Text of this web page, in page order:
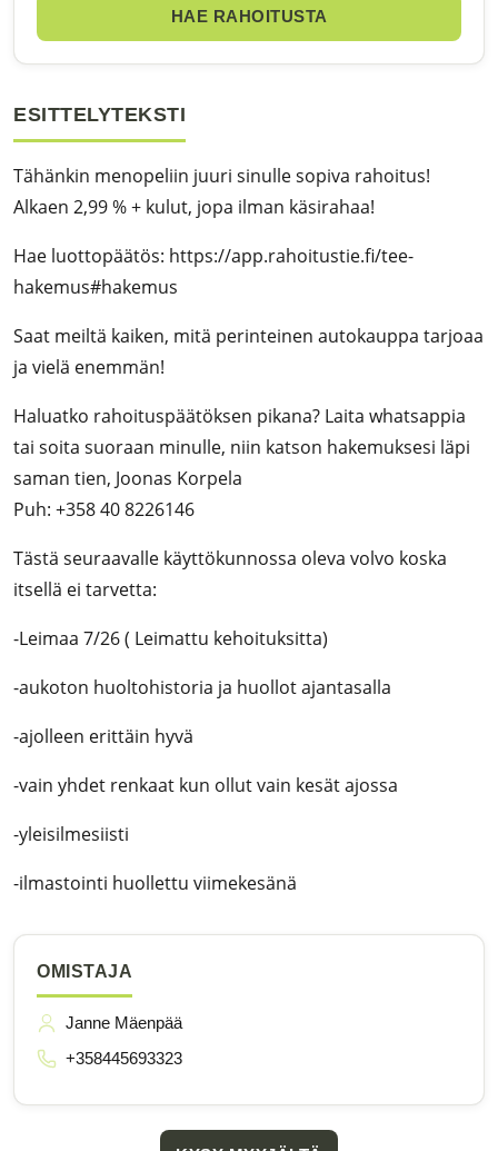
HAE RAHOITUSTA
ESITTELYTEKSTI
Tähänkin menope­liin juuri sinulle sopiva rahoitus!
Alkaen 2,99 % + kulut, jopa ilman käsirahaa!
Hae luottopäätös: https://app.rahoitustie.fi/tee-
hakemus#hakemus
Saat meiltä kaiken, mitä perinteinen autokauppa tarjoaa
ja vielä enemmän!
Haluatko rahoituspäätöksen pikana? Laita whatsappia
tai soita suoraan minulle, niin katson hakemuksesi läpi
saman tien, Joonas Korpela
Puh: +358 40 8226146
Tästä seuraavalle käyttökunnossa oleva volvo koska
itsellä ei tarvetta:
-Leimaa 7/26 ( Leimattu kehoituksitta)
-aukoton huoltohistoria ja huollot ajantasalla
-ajolleen erittäin hyvä
-vain yhdet renkaat kun ollut vain kesät ajossa
-yleisilmesiisti
-ilmastointi huollettu viimekesänä
OMISTAJA
Janne Mäenpää
+358445693323